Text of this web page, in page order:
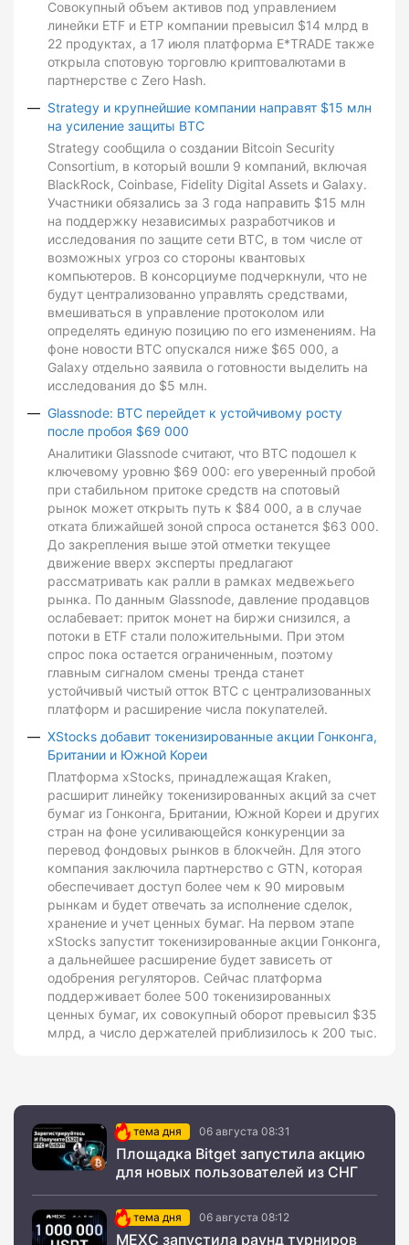
Совокупный объем активов под управлением
линейки ETF и ETP компании превысил $14 млрд в
22 продуктах, а 17 июля платформа E*TRADE также
открыла спотовую торговлю криптовалютами в
партнерстве с Zero Hash.
Strategy и крупнейшие компании направят $15 млн
на усиление защиты BTC
Strategy сообщила о создании Bitcoin Security
Consortium, в который вошли 9 компаний, включая
BlackRock, Coinbase, Fidelity Digital Assets и Galaxy.
Участники обязались за 3 года направить $15 млн
на поддержку независимых разработчиков и
исследования по защите сети BTC, в том числе от
возможных угроз со стороны квантовых
компьютеров. В консорциуме подчеркнули, что не
будут централизованно управлять средствами,
вмешиваться в управление протоколом или
определять единую позицию по его изменениям. На
фоне новости BTC опускался ниже $65 000, а
Galaxy отдельно заявила о готовности выделить на
исследования до $5 млн.
Glassnode: BTC перейдет к устойчивому росту
после пробоя $69 000
Аналитики Glassnode считают, что BTC подошел к
ключевому уровню $69 000: его уверенный пробой
при стабильном притоке средств на спотовый
рынок может открыть путь к $84 000, а в случае
отката ближайшей зоной спроса останется $63 000.
До закрепления выше этой отметки текущее
движение вверх эксперты предлагают
рассматривать как ралли в рамках медвежьего
рынка. По данным Glassnode, давление продавцов
ослабевает: приток монет на биржи снизился, а
потоки в ETF стали положительными. При этом
спрос пока остается ограниченным, поэтому
главным сигналом смены тренда станет
устойчивый чистый отток BTC с централизованных
платформ и расширение числа покупателей.
XStocks добавит токенизированные акции Гонконга,
Британии и Южной Кореи
Платформа xStocks, принадлежащая Kraken,
расширит линейку токенизированных акций за счет
бумаг из Гонконга, Британии, Южной Кореи и других
стран на фоне усиливающейся конкуренции за
перевод фондовых рынков в блокчейн. Для этого
компания заключила партнерство с GTN, которая
обеспечивает доступ более чем к 90 мировым
рынкам и будет отвечать за исполнение сделок,
хранение и учет ценных бумаг. На первом этапе
xStocks запустит токенизированные акции Гонконга,
а дальнейшее расширение будет зависеть от
одобрения регуляторов. Сейчас платформа
поддерживает более 500 токенизированных
ценных бумаг, их совокупный оборот превысил $35
млрд, а число держателей приблизилось к 200 тыс.
тема дня 06 августа 08:31
Площадка Bitget запустила акцию
для новых пользователей из СНГ
тема дня 06 августа 08:12
MEXC запустила раунд турниров